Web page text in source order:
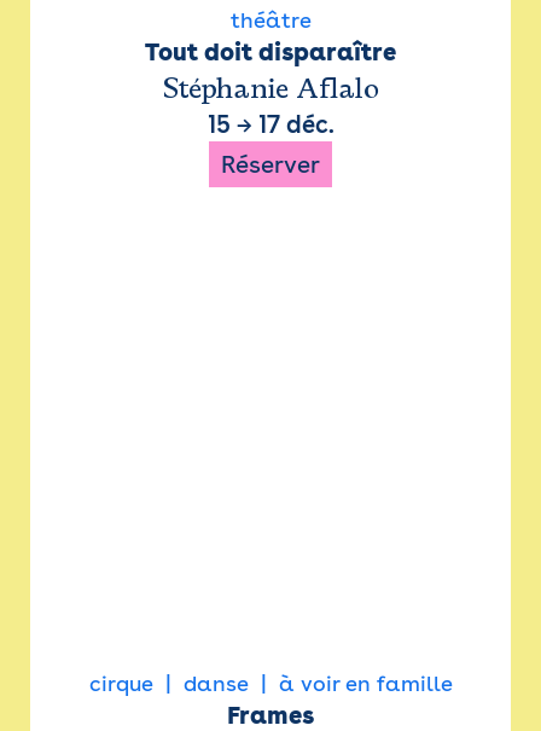
théâtre
Tout doit disparaître
Stéphanie Aflalo
15 → 17 déc.
Réserver
cirque danse à voir en famille
Frames